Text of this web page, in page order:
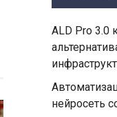
ALD Pro 3.0
нейросеть